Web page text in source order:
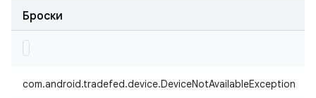
Броски
com.android.tradefed.device.DeviceNotAvailableException